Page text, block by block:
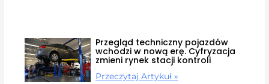
Przegląd techniczny pojazdów
wchodzi w nową erę. Cyfryzacja
zmieni rynek stacji kontroli
Przeczytaj Artykuł »